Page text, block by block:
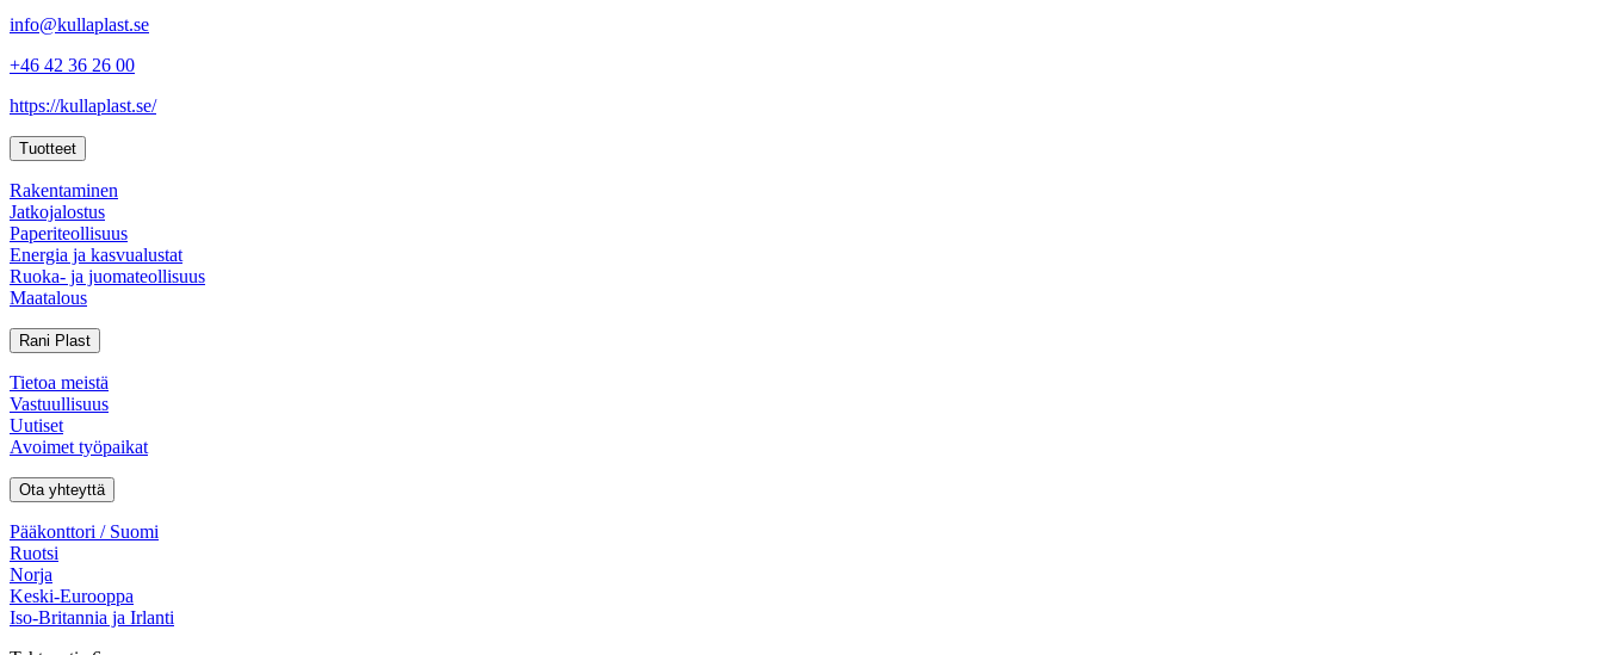
info@kullaplast.se
+46 42 36 26 00
https://kullaplast.se/
Tuotteet
Rakentaminen
Jatkojalostus
Paperiteollisuus
Energia ja kasvualustat
Ruoka- ja juomateollisuus
Maatalous
Rani Plast
Tietoa meistä
Vastuullisuus
Uutiset
Avoimet työpaikat
Ota yhteyttä
Pääkonttori / Suomi
Ruotsi
Norja
Keski-Eurooppa
Iso-Britannia ja Irlanti